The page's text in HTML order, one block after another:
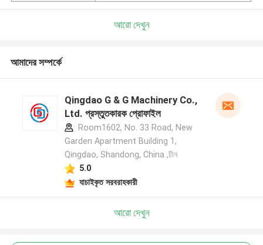
আরো দেখুন
আমাদের সম্পর্কে
Qingdao G & G Machinery Co.,
Ltd. প্রস্তুতকারক প্রোফাইল
Room1602, No. 33 Road, New
Garden Apartment Building 1,
Qingdao, Shandong, China ,চীন
5.0
যাচাইকৃত সরবরাহকারী
আরো দেখুন